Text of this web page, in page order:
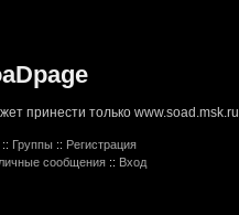
принести только www.soad.msk.ru
:: Группы :: Регистрация
сообщения :: Вход